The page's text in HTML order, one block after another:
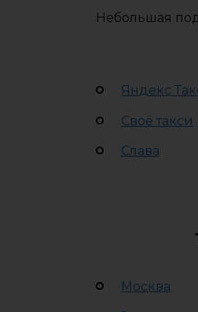
Небольшая
Яндекс
Своё такси
Слава
Москва